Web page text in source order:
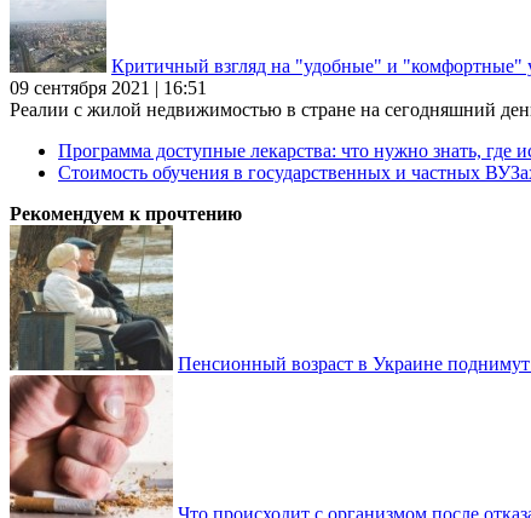
Критичный взгляд на "удобные" и "комфортные"
09 сентября 2021 | 16:51
Реалии с жилой недвижимостью в стране на сегодняшний
Программа доступные лекарства: что нужно знать, где
Стоимость обучения в государственных и частных
Рекомендуем к прочтению
Пенсионный возраст в Украине поднимут
Что происходит с организмом после